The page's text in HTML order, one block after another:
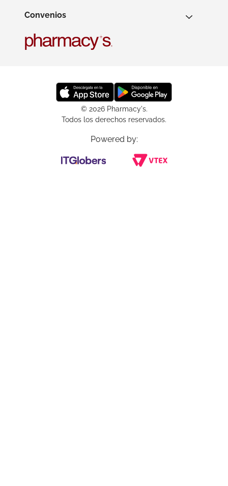
Convenios
© 2026 Pharmacy's.
Todos los derechos reservados.
Powered by: